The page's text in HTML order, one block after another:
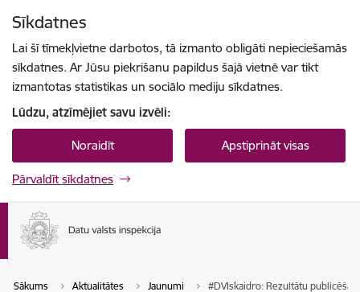
Sīkdatnes
Lai šī tīmekļvietne darbotos, tā izmanto obligāti nepieciešamās
sīkdatnes. Ar Jūsu piekrišanu papildus šajā vietnē var tikt
izmantotas statistikas un sociālo mediju sīkdatnes.
Lūdzu, atzīmējiet savu izvēli:
Noraidīt Apstiprināt visas
Pārvaldīt sīkdatnes
Sākums Aktualitātes Jaunumi #DVIskaidro: Rezultātu